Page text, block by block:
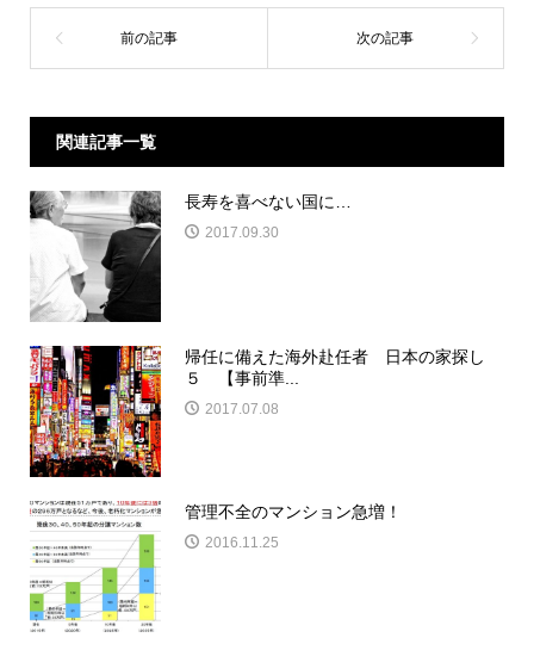
関連記事一覧
長寿を喜べない国に…
2017.09.30
帰任に備えた海外赴任者 日本の家探し
５ 【事前準...
2017.07.08
管理不全のマンション急増！
2016.11.25